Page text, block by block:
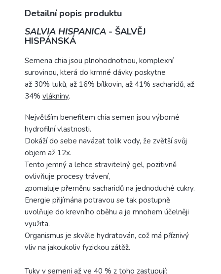
Detailní popis produktu
SALVIA HISPANICA - ŠALVĚJ
HISPÁNSKÁ
Semena chia jsou plnohodnotnou, komplexní
surovinou, která do krmné dávky poskytne
až 30% tuků, až 16% bílkovin, až 41% sacharidů, až
34% vlákniny.
Největším benefitem chia semen jsou výborné
hydrofilní vlastnosti.
Dokáží do sebe navázat tolik vody, že zvětší svůj
objem až 12x.
Tento jemný a lehce stravitelný gel, pozitivně
ovlivňuje procesy trávení,
zpomaluje přeměnu sacharidů na jednoduché cukry.
Energie přijímána potravou se tak postupně
uvolňuje do krevního oběhu a je mnohem účelněji
využita.
Organismus je skvěle hydratován, což má příznivý
vliv na jakoukoliv fyzickou zátěž.
Tuky v semeni až ve 40 % z toho zastupují: